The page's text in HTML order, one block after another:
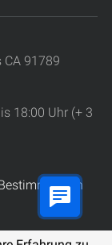
CA 91789
18:00 Uhr (+ 3